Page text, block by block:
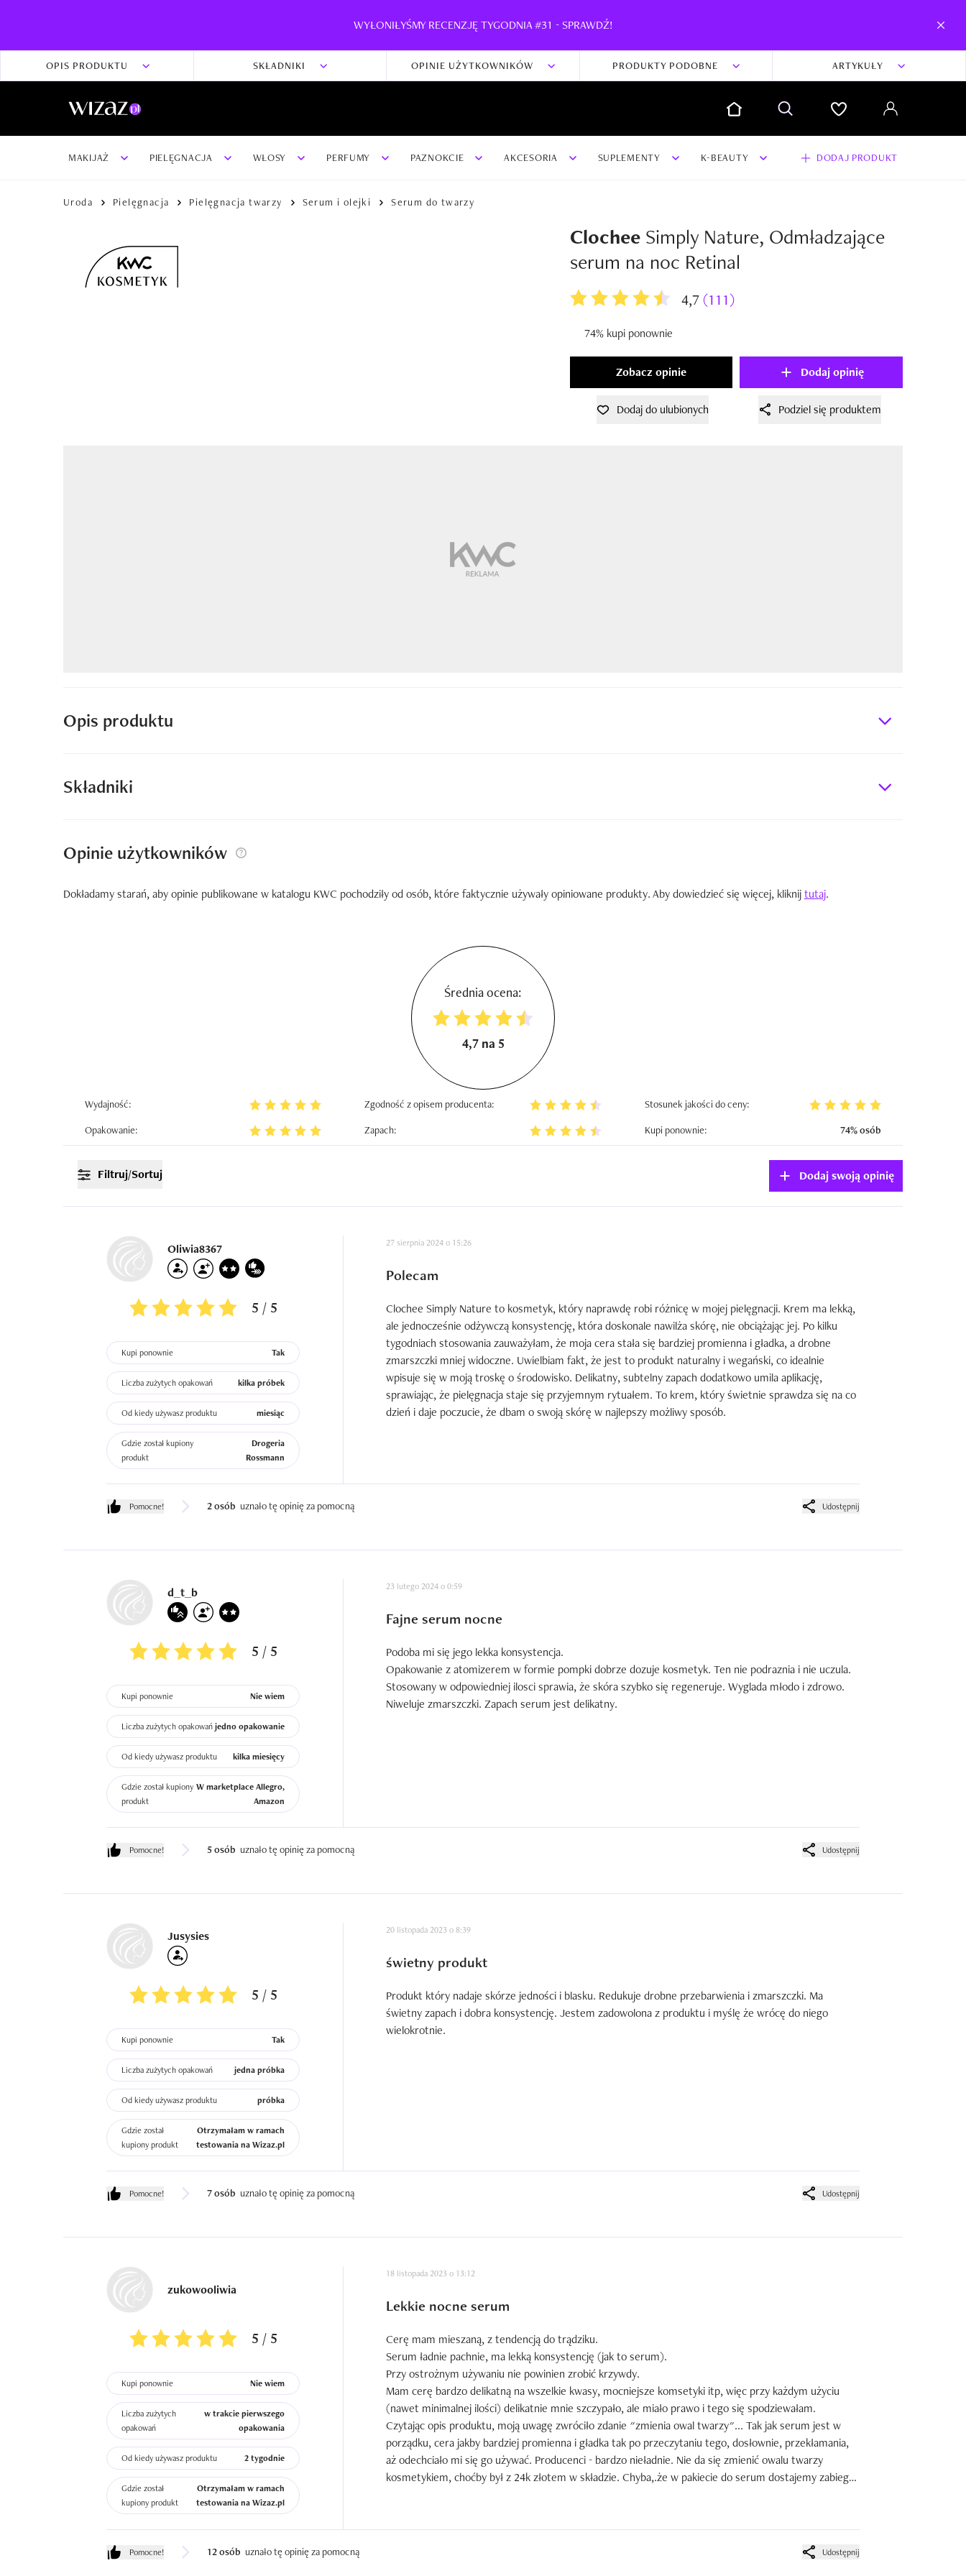
WYŁONIŁYŚMY RECENZJĘ TYGODNIA #31 - SPRAWDŹ!
OPIS PRODUKTU SKŁADNIKI OPINIE UŻYTKOWNIKÓW PRODUKTY PODOBNE ARTYKUŁY
MAKIJAŻ PIELĘGNACJA WŁOSY PERFUMY PAZNOKCIE AKCESORIA SUPLEMENTY K-BEAUTY DODAJ PRODUKT
Uroda Pielęgnacja Pielęgnacja twarzy Serum i olejki Serum do twarzy
dodaj swoją opinię i zdjęcia do produktu
ClocheeSimply Nature, Odmładzające
serum na noc Retinal
4,7(111)
74% kupi ponownie
Zobacz opinie Dodaj opinię
Dodaj do ulubionych Podziel się produktem
Opis produktu
Składniki
Opinie użytkowników
Dokładamy starań, aby opinie publikowane w katalogu KWC pochodziły od osób, które faktycznie używały opiniowane produkty. Aby dowiedzieć się więcej, kliknijtutaj.
Średnia ocena:
4,7 na 5
Wydajność: Zgodność z opisem producenta:
Stosunek jakości do ceny:
Opakowanie:
Zapach: Kupi ponownie: 74% osób
Dodaj swoją opinię
Filtruj/Sortuj
Oliwia8367
5 / 5
Kupi ponownie Tak
Liczba zużytych opakowań kilka próbek
Od kiedy używasz produktu miesiąc
Gdzie został kupiony
produkt
Drogeria
Rossmann
27 sierpnia 2024 o 15:26
Polecam
Clochee Simply Nature to kosmetyk, który naprawdę robi różnicę w mojej pielęgnacji. Krem ma lekką,
ale jednocześnie odżywczą konsystencję, która doskonale nawilża skórę, nie obciążając jej. Po kilku
tygodniach stosowania zauważyłam, że moja cera stała się bardziej promienna i gładka, a drobne
zmarszczki mniej widoczne. Uwielbiam fakt, że jest to produkt naturalny i wegański, co idealnie
wpisuje się w moją troskę o środowisko. Delikatny, subtelny zapach dodatkowo umila aplikację,
sprawiając, że pielęgnacja staje się przyjemnym rytuałem. To krem, który świetnie sprawdza się na co
dzień i daje poczucie, że dbam o swoją skórę w najlepszy możliwy sposób.
Pomocne! 2 osób uznało tę opinię za pomocną Udostępnij
d_t_b
5 / 5
Kupi ponownie Nie wiem
Liczba zużytych opakowań jedno opakowanie
Od kiedy używasz produktu kilka miesięcy
Gdzie został kupiony
produkt
W marketplace Allegro,
Amazon
23 lutego 2024 o 0:59
Fajne serum nocne
Podoba mi się jego lekka konsystencja.
Opakowanie z atomizerem w formie pompki dobrze dozuje kosmetyk. Ten nie podraznia i nie uczula.
Stosowany w odpowiedniej ilosci sprawia, że skóra szybko się regeneruje. Wyglada młodo i zdrowo.
Niweluje zmarszczki. Zapach serum jest delikatny.
Pomocne! 5 osób uznało tę opinię za pomocną Udostępnij
Jusysies
5 / 5
Kupi ponownie Tak
Liczba zużytych opakowań jedna próbka
Od kiedy używasz produktu próbka
Gdzie został
kupiony produkt
Otrzymałam w ramach
testowania na Wizaz.pl
20 listopada 2023 o 8:39
świetny produkt
Produkt który nadaje skórze jedności i blasku. Redukuje drobne przebarwienia i zmarszczki. Ma
świetny zapach i dobra konsystencję. Jestem zadowolona z produktu i myślę że wrócę do niego
wielokrotnie.
Pomocne! 7 osób uznało tę opinię za pomocną Udostępnij
zukowooliwia
5 / 5
Kupi ponownie Nie wiem
Liczba zużytych
opakowań
w trakcie pierwszego
opakowania
Od kiedy używasz produktu 2 tygodnie
Gdzie został
kupiony produkt
Otrzymałam w ramach
testowania na Wizaz.pl
18 listopada 2023 o 13:12
Lekkie nocne serum
Cerę mam mieszaną, z tendencją do trądziku.
Serum ładnie pachnie, ma lekką konsystencję (jak to serum).
Przy ostrożnym używaniu nie powinien zrobić krzywdy.
Mam cerę bardzo delikatną na wszelkie kwasy, mocniejsze komsetyki itp, więc przy każdym użyciu
(nawet minimalnej ilości) delikatnie mnie szczypało, ale miało prawo i tego się spodziewałam.
Czytając opis produktu, moją uwagę zwróciło zdanie "zmienia owal twarzy"... Tak jak serum jest w
porządku, cera jakby bardziej promienna i gładka tak po przeczytaniu tego, dosłownie, przekłamania,
aż odechciało mi się go używać. Producenci - bardzo nieładnie. Nie da się zmienić owalu twarzy
kosmetykiem, choćby był z 24k złotem w składzie. Chyba,.że w pakiecie do serum dostajemy zabieg?
Pomocne! 12 osób uznało tę opinię za pomocną Udostępnij